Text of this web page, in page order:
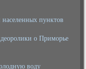
пунктов
о Приморье
воду